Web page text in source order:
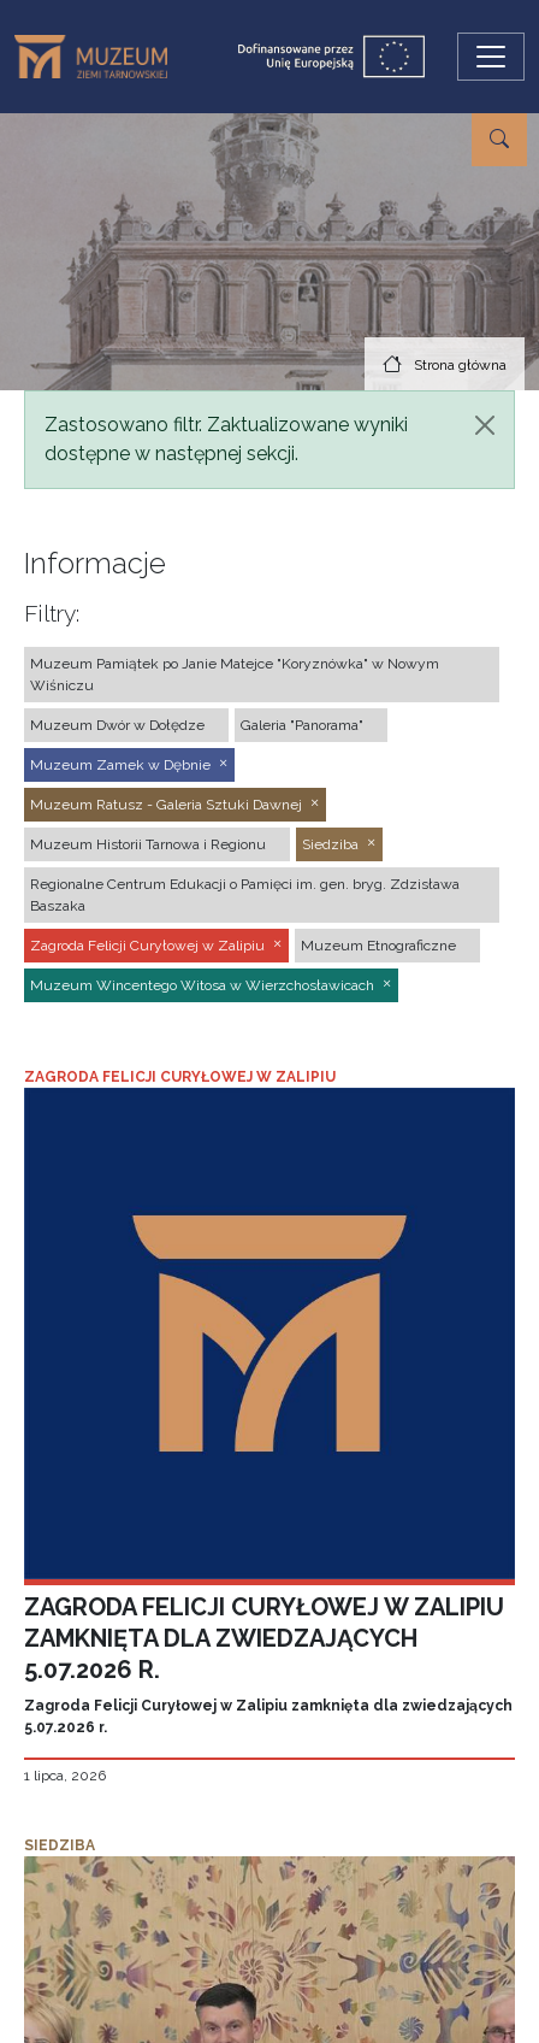
Strona główna
Komunikat
Zastosowano filtr. Zaktualizowane wyniki
dostępne w następnej sekcji.
Informacje
Filtry:
Muzeum Pamiątek po Janie Matejce "Koryznówka" w Nowym
Wiśniczu
Muzeum Dwór w Dołędze Galeria "Panorama"
Muzeum Zamek w Dębnie
Muzeum Ratusz - Galeria Sztuki Dawnej
Muzeum Historii Tarnowa i Regionu Siedziba
Regionalne Centrum Edukacji o Pamięci im. gen. bryg. Zdzisława
Baszaka
Zagroda Felicji Curyłowej w Zalipiu Muzeum Etnograficzne
Muzeum Wincentego Witosa w Wierzchosławicach
ZAGRODA FELICJI CURYŁOWEJ W ZALIPIU
ZAGRODA FELICJI CURYŁOWEJ W ZALIPIU
ZAMKNIĘTA DLA ZWIEDZAJĄCYCH
5.07.2026 R.
Zagroda Felicji Curyłowej w Zalipiu zamknięta dla zwiedzających
5.07.2026 r.
1 lipca, 2026
SIEDZIBA